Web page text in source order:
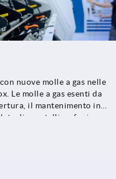
nuove molle a gas nelle
Le molle a gas esenti da
il mantenimento in
di sportelli, cofani e
medica e della